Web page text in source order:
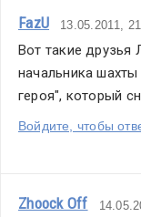
FazU 13.05.2011,
Вот такие друзья
начальника
героя", который
Войдите, чтобы
Zhoock Off